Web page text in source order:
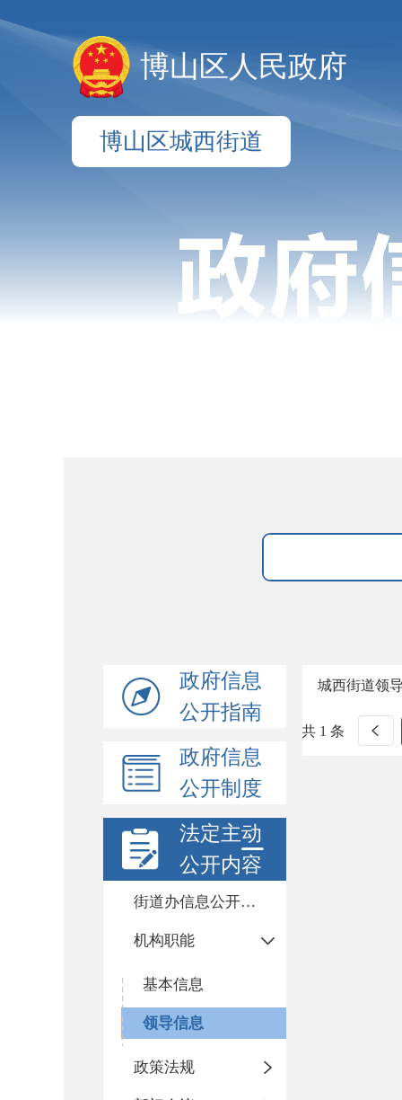
博山区人民政府
博山区城西街道
政府信息
公开指南
政府信息
公开制度
法定主动
公开内容
街道办信息公开年度报告
机构职能
基本信息
领导信息
政策法规
城西街道领
共 1 条